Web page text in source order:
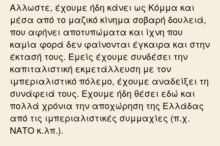
Αλλωστε, έχουμε ήδη κάνει ως Κόμμα και
μέσα από το μαζικό κίνημα σοβαρή δουλειά,
που αφήνει αποτυπώματα και ίχνη που
καμία φορά δεν φαίνονται έγκαιρα και στην
έκτασή τους. Εμείς έχουμε συνδέσει την
καπιταλιστική εκμετάλλευση με τον
ιμπεριαλιστικό πόλεμο, έχουμε αναδείξει τη
συνάφειά τους. Εχουμε ήδη θέσει εδώ και
πολλά χρόνια την αποχώρηση της Ελλάδας
από τις ιμπεριαλιστικές συμμαχίες (π.χ.
ΝΑΤΟ κ.λπ.).